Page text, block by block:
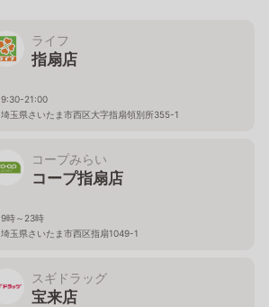
ライフ
指扇店
9:30-21:00
埼玉県さいたま市西区大字指扇領別所355-1
コープみらい
コープ指扇店
9時～23時
埼玉県さいたま市西区指扇1049-1
スギドラッグ
宝来店